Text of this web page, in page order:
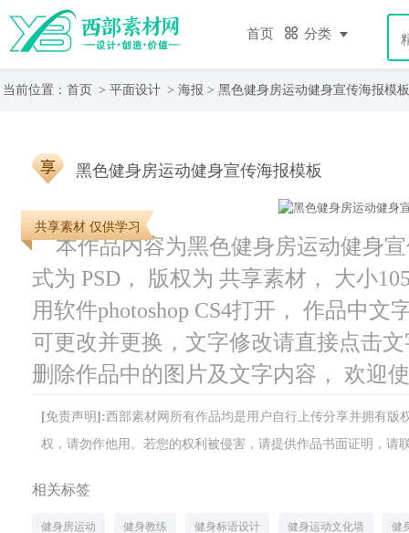
首页 分类
当前位置： 首页 > 平面设计 > 海报 > 黑色健身房运动健身宣传海报模板
黑色健身房运动健身宣传海报模板
共享素材 仅供学习
本作品内容为黑色健身房运动健身
式为 PSD， 版权为 共享素材， 大小
用软件photoshop CS4打开， 作品中
可更改并更换，文字修改请直接点击
删除作品中的图片及文字内容， 欢迎
[免责声明]:西部素材网所有作品均是用户自行上传分享并拥有
权，请勿作他用。若您的权利被侵害，请提供作品书面证明，请
相关标签
健身房运动 健身教练 健身标语设计 健身运动文化墙 健